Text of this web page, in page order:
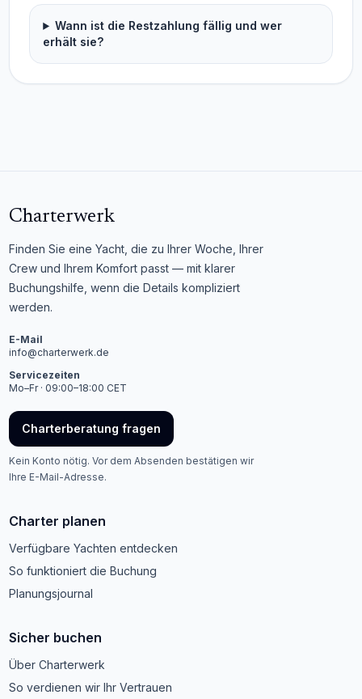
Wann ist die Restzahlung fällig und wer
erhält sie?
Charterwerk
Finden Sie eine Yacht, die zu Ihrer Woche, Ihrer
Crew und Ihrem Komfort passt — mit klarer
Buchungshilfe, wenn die Details kompliziert
werden.
E-Mail
info@charterwerk.de
Servicezeiten
Mo–Fr · 09:00–18:00 CET
Charterberatung fragen
Kein Konto nötig. Vor dem Absenden bestätigen wir
Ihre E-Mail-Adresse.
Charter planen
Verfügbare Yachten entdecken
So funktioniert die Buchung
Planungsjournal
Sicher buchen
Über Charterwerk
So verdienen wir Ihr Vertrauen